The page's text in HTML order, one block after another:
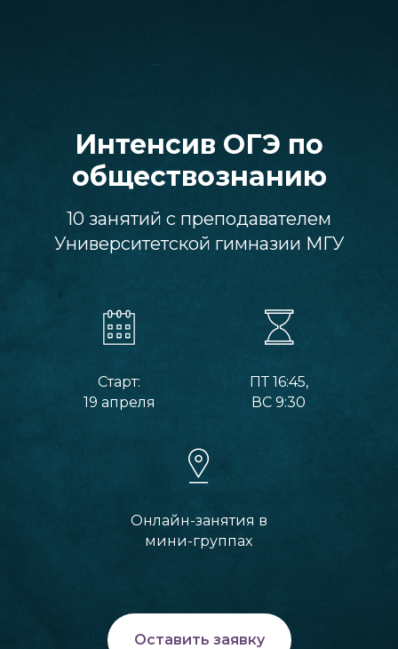
Интенсив ОГЭ по
обществознанию
10 занятий с преподавателем
Университетской гимназии МГУ
Старт:
19 апреля
ПТ 16:45,
ВС 9:30
Онлайн-занятия в
мини-группах
Оставить заявку